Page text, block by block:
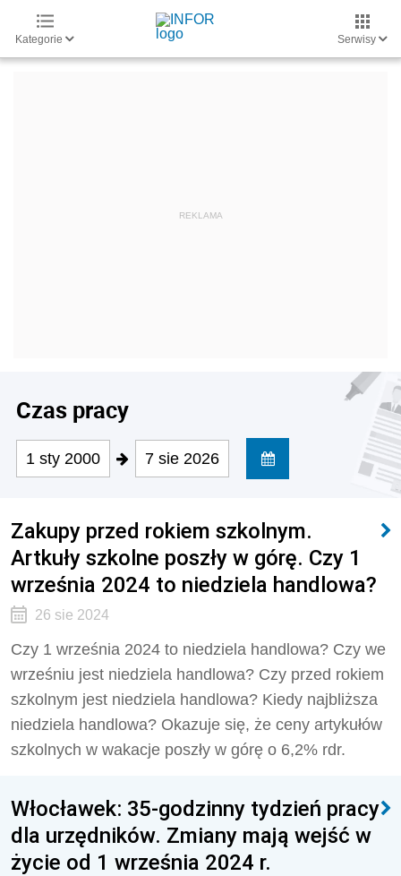
Kategorie Serwisy
Czas pracy
1 sty 2000 7 sie 2026
Zakupy przed rokiem szkolnym.
Artkuły szkolne poszły w górę. Czy 1
września 2024 to niedziela handlowa?
26 sie 2024
Czy 1 września 2024 to niedziela handlowa? Czy we
wrześniu jest niedziela handlowa? Czy przed rokiem
szkolnym jest niedziela handlowa? Kiedy najbliższa
niedziela handlowa? Okazuje się, że ceny artykułów
szkolnych w wakacje poszły w górę o 6,2% rdr.
Włocławek: 35-godzinny tydzień pracy
dla urzędników. Zmiany mają wejść w
życie od 1 września 2024 r.